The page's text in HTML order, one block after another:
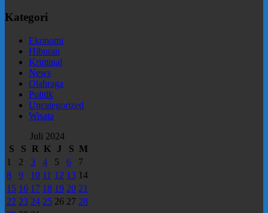
Kategori
Ekonomi
Hiburan
Kriminal
News
Olahraga
Politik
Uncategorized
Wisata
Juli 2024
S
S R K J S M
1
2 3 4 5 6
7
8
9 10 11 12 13 14
15 16 17 18 19 20 21
22 23 24 25 26 27 28